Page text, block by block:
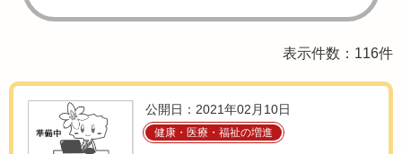
表示件数：116件
公開日：2021年02月10日
健康・医療・福祉の増進